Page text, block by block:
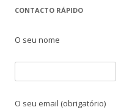
CONTACTO RÁPIDO
O seu nome
O seu email (obrigatório)